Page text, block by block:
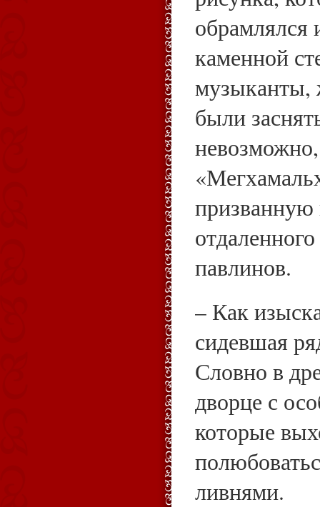
обрамлялся
каменной
музыканты,
были
призванную
павлинов.
– Как
сидевшая
Словно в
дворце с
которые
ливнями.